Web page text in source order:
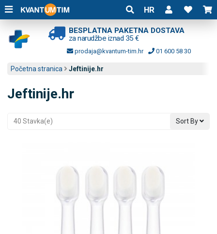
HR
BESPLATNA PAKETNA DOSTAVA
za narudžbe iznad 35 €
prodaja@kvantum-tim.hr 01 600 58 30
Početna stranica Jeftinije.hr
Jeftinije.hr
40 Stavka(e) Sort By